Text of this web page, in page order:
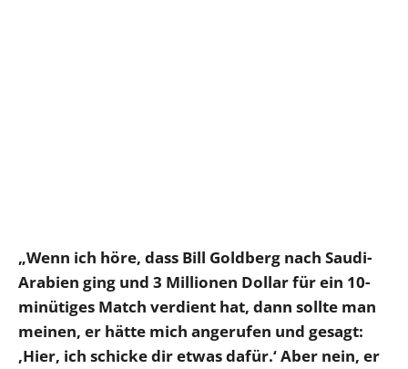
„Wenn ich höre, dass Bill Goldberg nach Saudi-
Arabien ging und 3 Millionen Dollar für ein 10-
minütiges Match verdient hat, dann sollte man
meinen, er hätte mich angerufen und gesagt:
‚Hier, ich schicke dir etwas dafür.‘ Aber nein, er